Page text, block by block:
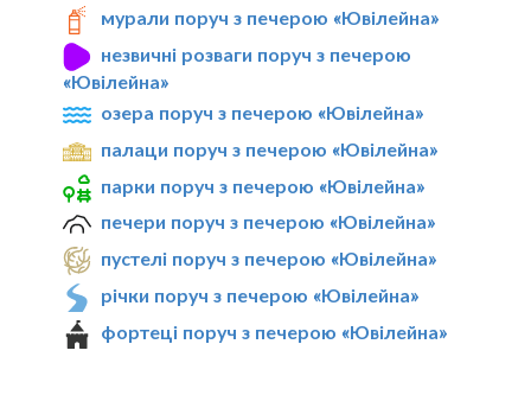
мурали поруч з печерою «Ювілейна»
незвичні розваги поруч з печерою
«Ювілейна»
озера поруч з печерою «Ювілейна»
палаци поруч з печерою «Ювілейна»
парки поруч з печерою «Ювілейна»
печери поруч з печерою «Ювілейна»
пустелі поруч з печерою «Ювілейна»
річки поруч з печерою «Ювілейна»
фортеці поруч з печерою «Ювілейна»